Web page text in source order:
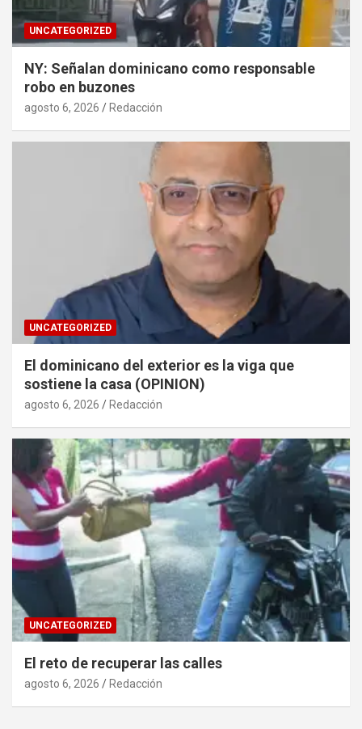
UNCATEGORIZED
NY: Señalan dominicano como responsable
robo en buzones
agosto 6, 2026 Redacción
UNCATEGORIZED
El dominicano del exterior es la viga que
sostiene la casa (OPINION)
agosto 6, 2026 Redacción
UNCATEGORIZED
El reto de recuperar las calles
agosto 6, 2026 Redacción